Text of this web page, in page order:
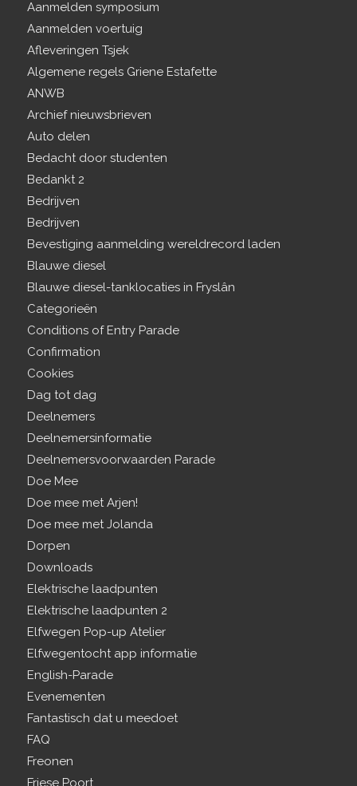
Aanmelden symposium
Aanmelden voertuig
Afleveringen Tsjek
Algemene regels Griene Estafette
ANWB
Archief nieuwsbrieven
Auto delen
Bedacht door studenten
Bedankt 2
Bedrijven
Bedrijven
Bevestiging aanmelding wereldrecord laden
Blauwe diesel
Blauwe diesel-tanklocaties in Fryslân
Categorieën
Conditions of Entry Parade
Confirmation
Cookies
Dag tot dag
Deelnemers
Deelnemersinformatie
Deelnemersvoorwaarden Parade
Doe Mee
Doe mee met Arjen!
Doe mee met Jolanda
Dorpen
Downloads
Elektrische laadpunten
Elektrische laadpunten 2
Elfwegen Pop-up Atelier
Elfwegentocht app informatie
English-Parade
Evenementen
Fantastisch dat u meedoet
FAQ
Freonen
Friese Poort